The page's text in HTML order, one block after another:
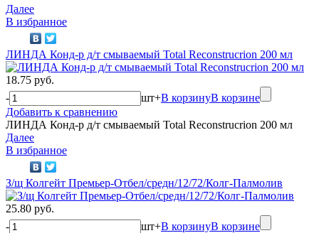
Далее
В избранное
ЛИНДА Конд-р д/т смываемый Total Reconstrucrion 200 мл
18.75 руб.
-
шт+В корзинуВ корзине
Добавить к сравнению
ЛИНДА Конд-р д/т смываемый Total Reconstrucrion 200 мл
Далее
В избранное
З/щ Колгейт Премьер-Отбел/средн/12/72/Колг-Палмолив
25.80 руб.
-
шт+В корзинуВ корзине